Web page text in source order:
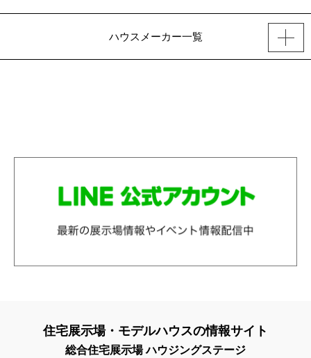
ハウスメーカー一覧
住宅展示場・モデルハウスの情報サイト
総合住宅展示場 ハウジングステージ